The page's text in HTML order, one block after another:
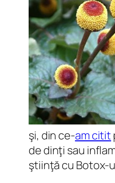
şi, din ce-am citit
de dinţi sau
ştiinţă cu Botox-